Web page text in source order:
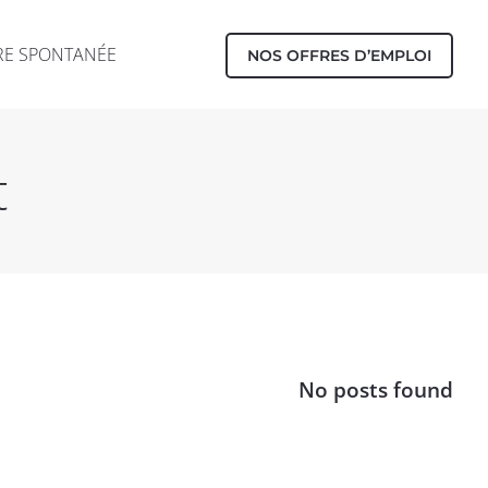
SPONTANÉE NOS OFFRES D’EMPLOI
No posts found